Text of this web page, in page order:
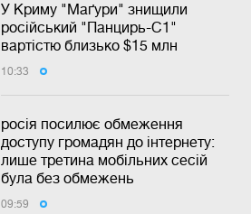
У Криму "Маґури" знищили
російський "Панцирь-С1"
вартістю близько $15 млн
10:33
росія посилює обмеження
доступу громадян до інтернету:
лише третина мобільних сесій
була без обмежень
09:59